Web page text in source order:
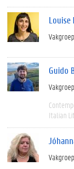
Louise
Guido
Italian